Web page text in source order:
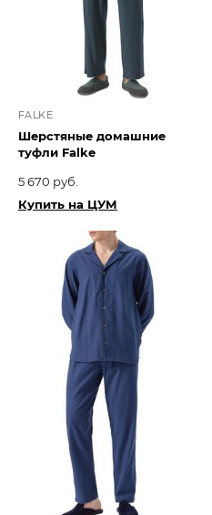
FALKE
Шерстяные домашние
туфли Falke
5 670 руб.
Купить на ЦУМ